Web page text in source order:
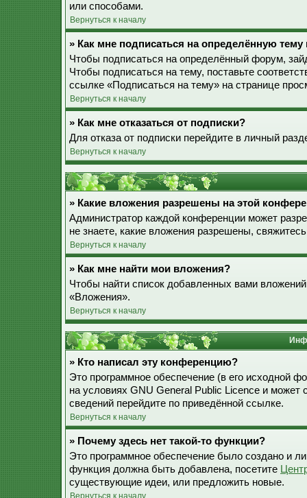
или способами.
Вернуться к началу
» Как мне подписаться на определённую
Чтобы подписаться на определённый форум,
Чтобы подписаться на тему, поставьте
ссылке «Подписаться на тему» на странице
Вернуться к началу
» Как мне отказаться от подписки?
Для отказа от подписки перейдите в личный
Вернуться к началу
» Какие вложения разрешены на этой
Администратор каждой конференции может
не знаете, какие вложения разрешены,
Вернуться к началу
» Как мне найти мои вложения?
Чтобы найти список добавленных вами
«Вложения».
Вернуться к началу
» Кто написал эту конференцию?
Это программное обеспечение (в его исходной
на условиях GNU General Public Licence и
сведений перейдите по приведённой ссылке.
Вернуться к началу
» Почему здесь нет такой-то функции?
Это программное обеспечение было создано и
функция должна быть добавлена, посетите
существующие идеи, или предложить новые.
Вернуться к началу